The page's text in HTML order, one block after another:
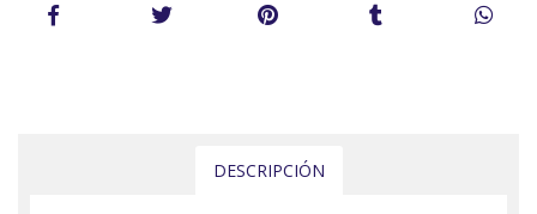
DESCRIPCIÓN